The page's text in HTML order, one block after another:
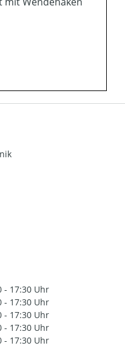
- 17:30 Uhr
- 17:30 Uhr
- 17:30 Uhr
- 17:30 Uhr
- 17:30 Uhr